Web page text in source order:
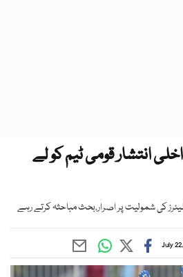
انتشار قومی ٹیم کو لے
کی شمولیت پر اصرار،بحث مباحثہ کرتے رہے
July